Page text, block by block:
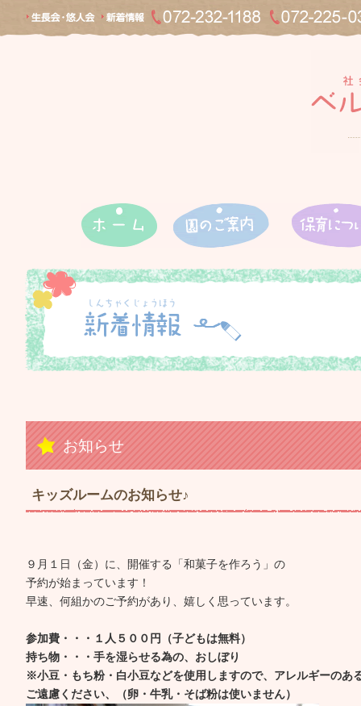
お知らせ
キッズルームのお知らせ♪
９月１日（金）に、開催する「和菓子を作ろう」の
予約が始まっています！
早速、何組かのご予約があり、嬉しく思っています。
参加費・・・１人５００円（子どもは無料）
持ち物・・・手を湿らせる為の、おしぼり
※小豆・もち粉・白小豆などを使用しますので、アレルギーのあ
ご遠慮ください、（卵・牛乳・そば粉は使いません）